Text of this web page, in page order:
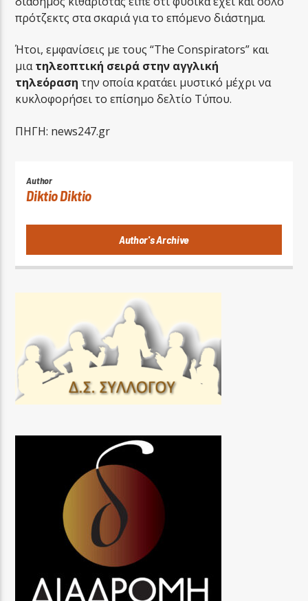
πρότζεκτς στα σκαριά για το επόμενο διάστημα.
Ήτοι, εμφανίσεις με τους “The Conspirators” και
μιατηλεοπτική σειρά στην αγγλική
τηλεόραση την οποία κρατάει μυστικό μέχρι να
κυκλοφορήσει το επίσημο δελτίο Τύπου.
ΠΗΓΗ: news247.gr
Author
Diktio Diktio
Author's Archive